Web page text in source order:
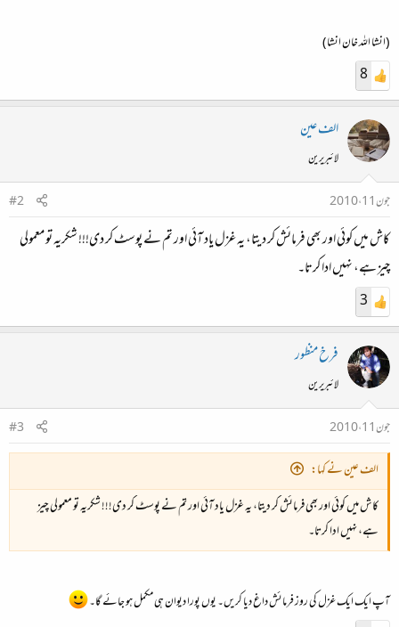
(انشا اللہ خان انشا)
8
الف عین
لائبریرین
جون 11، 2010
#2
کاش میں کوئی اور بھی فرمائش کر دیتا، یہ غزل یاد آئی اور تم نے پوسٹ کر دی!!! شکریہ تو معمولی
چیز ہے، نہیں ادا کرتا۔
3
فرخ منظور
لائبریرین
جون 11، 2010
#3
الف عین نے کہا:
کاش میں کوئی اور بھی فرمائش کر دیتا، یہ غزل یاد آئی اور تم نے پوسٹ کر دی!!! شکریہ تو معمولی چیز
ہے، نہیں ادا کرتا۔
آپ ایک ایک غزل کی روز فرمائش داغ دیا کریں۔ یوں پورا دیوان ہی مکمل ہو جائے گا۔